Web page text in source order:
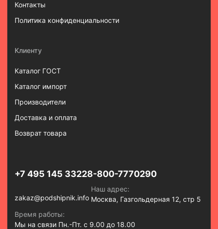
Контакты
Политика конфиденциальности
Клиенту
Каталог ГОСТ
Каталог импорт
Производители
Доставка и оплата
Возврат товара
+7 495 145 33228-800-7770290
zakaz@podshipnik.info
Наш адрес:
Москва, Газгольдерная 12, стр 5
Время работы:
Мы на связи Пн.-Пт. с 9.00 до 18.00